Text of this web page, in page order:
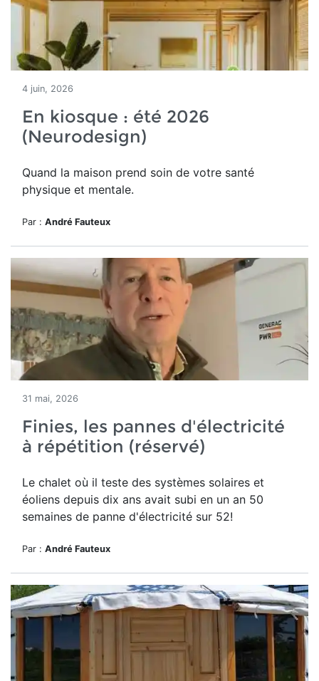
4 juin, 2026
En kiosque : été 2026
(Neurodesign)
Quand la maison prend soin de votre santé
physique et mentale.
Par : André Fauteux
31 mai, 2026
Finies, les pannes d'électricité
à répétition (réservé)
Le chalet où il teste des systèmes solaires et
éoliens depuis dix ans avait subi en un an 50
semaines de panne d'électricité sur 52!
Par : André Fauteux